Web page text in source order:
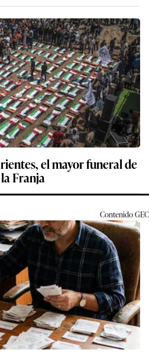
el mayor funeral de
Franja
ContenidoGEC